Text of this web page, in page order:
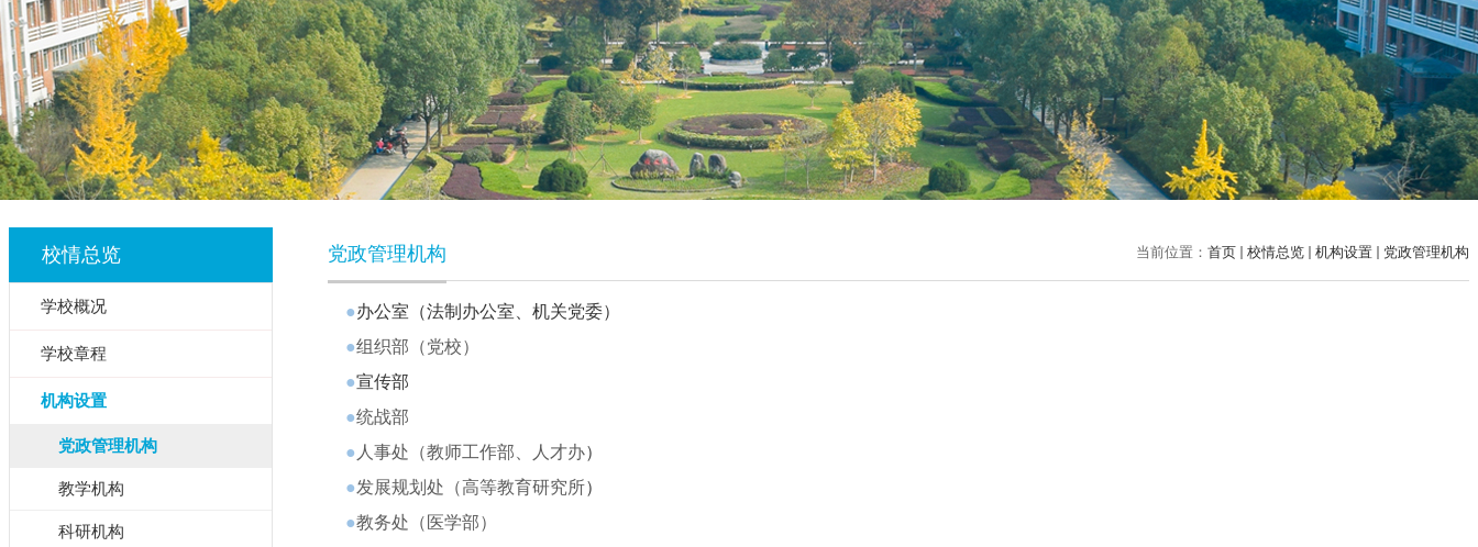
校情总览
学校概况
学校章程
机构设置
党政管理机构
教学机构
科研机构
当前位置： 首页 校情总览 机构设置 党政管理机构
党政管理机构
●办公室（法制办公室、机关党委）
●组织部（党校）
●宣传部
●统战部
● 人事处（教师工作部、人才办）
●发展规划处（高等教育研究所）
●教务处（医学部）